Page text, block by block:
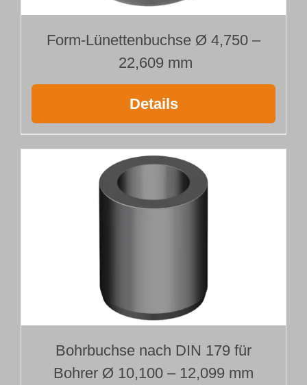
Form-Lünettenbuchse Ø 4,750 –
22,609 mm
Details
Bohrbuchse nach DIN 179 für
Bohrer Ø 10,100 – 12,099 mm